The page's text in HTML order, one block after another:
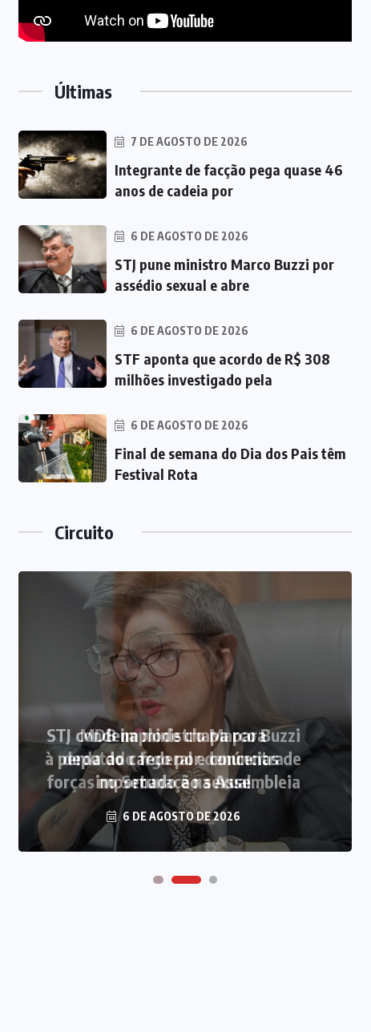
Últimas
7 DE AGOSTO DE 2026
Integrante de facção pega quase 46
anos de cadeia por
6 DE AGOSTO DE 2026
STJ pune ministro Marco Buzzi por
assédio sexual e abre
6 DE AGOSTO DE 2026
STF aponta que acordo de R$ 308
milhões investigado pela
6 DE AGOSTO DE 2026
Final de semana do Dia dos Pais têm
Festival Rota
Circuito
MDB implode chapa para
deputado federal e concentra
forças no Senado e na Assembleia
6 DE AGOSTO DE 2026